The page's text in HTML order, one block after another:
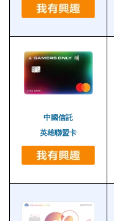
中國信託
英雄聯盟卡